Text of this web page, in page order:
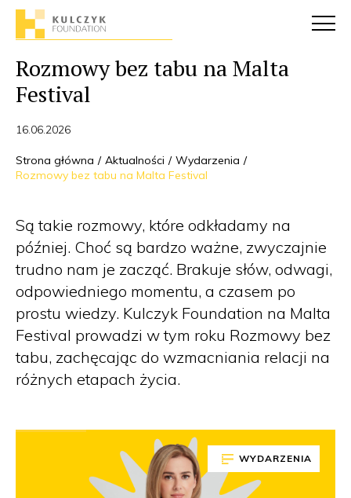
Rozmowy bez tabu na Malta
Festival
16.06.2026
Strona główna Aktualności
Wydarzenia
Rozmowy bez tabu na Malta Festival
Są takie rozmowy, które odkładamy na
później. Choć są bardzo ważne, zwyczajnie
trudno nam je zacząć. Brakuje słów, odwagi,
odpowiedniego momentu, a czasem po
prostu wiedzy. Kulczyk Foundation na Malta
Festival prowadzi w tym roku Rozmowy bez
tabu, zachęcając do wzmacniania relacji na
różnych etapach życia.
WYDARZENIA